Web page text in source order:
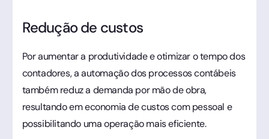
Redução de custos
Por aumentar a produtividade e otimizar o tempo dos
contadores, a automação dos processos contábeis
também reduz a demanda por mão de obra,
resultando em economia de custos com pessoal e
possibilitando uma operação mais eficiente.